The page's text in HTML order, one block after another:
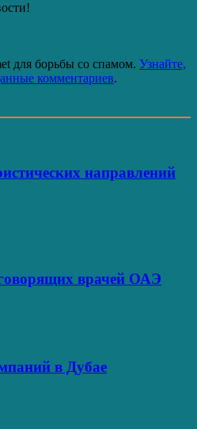
для борьбы со спамом. Узнайте,
комментариев.
направлений
врачей ОАЭ
в Дубае